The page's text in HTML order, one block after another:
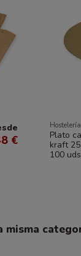
€
Hostelería
Plato
kraft
100 uds
misma